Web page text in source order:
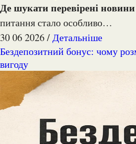
Де шукати перевірені
питання стало особливо…
30 06 2026 /Детальніше
Бездепозитний бонус: чому розмір не гарантує
вигоду